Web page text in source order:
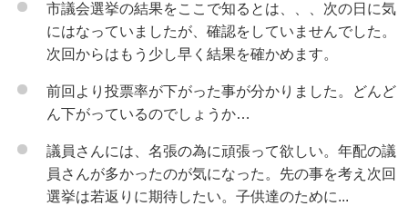
市議会選挙の結果をここで知るとは、、、次の日に気
にはなっていましたが、確認をしていませんでした。
次回からはもう少し早く結果を確かめます。
前回より投票率が下がった事が分かりました。どんど
ん下がっているのでしょうか…
議員さんには、名張の為に頑張って欲しい。年配の議
員さんが多かったのが気になった。先の事を考え次回
選挙は若返りに期待したい。子供達のために...